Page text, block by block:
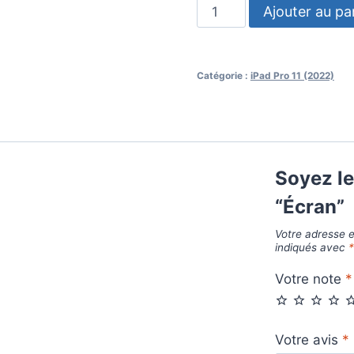
Ajouter au
Catégorie : iPad Pro 11 (2022)
Soyez
“Écran”
Votre adresse
indiqués avec *
Votre note *
Votre avis *